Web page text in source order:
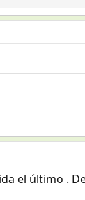
el último .